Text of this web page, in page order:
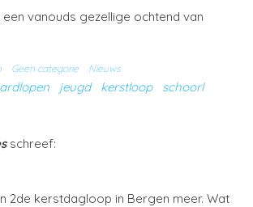
vanouds gezellige ochtend van
Geen categorie
Nieuws
jeugd kerstloop schoorl
schreef:
2de kerstdagloop in Bergen meer. Wat